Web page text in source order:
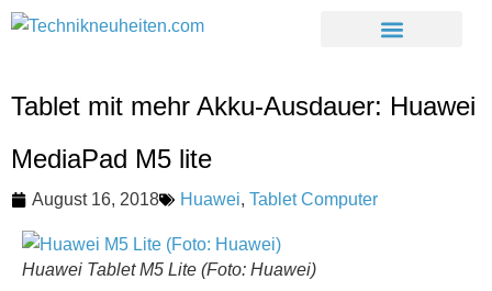
Tablet mit mehr Akku-Ausdauer: Huawei
MediaPad M5 lite
August 16, 2018 Huawei, Tablet Computer
Huawei Tablet M5 Lite (Foto: Huawei)